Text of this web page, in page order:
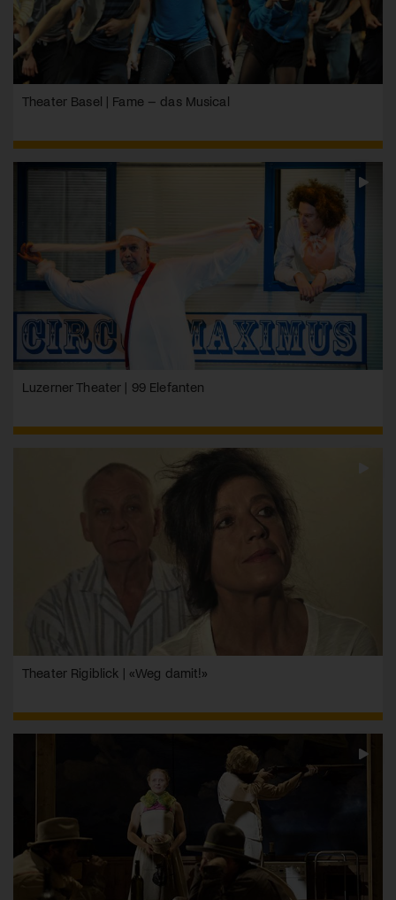
Theater Basel | Fame – das Musical
Luzerner Theater | 99 Elefanten
Theater Rigiblick | «Weg damit!»